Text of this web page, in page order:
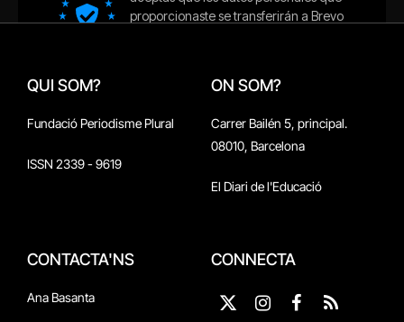
QUI SOM?
Fundació Periodisme Plural
ISSN 2339 - 9619
ON SOM?
Carrer Bailén 5, principal.
08010, Barcelona
El Diari de l'Educació
CONTACTA'NS
Ana Basanta
CONNECTA
X
Instagram
Facebook
RSS